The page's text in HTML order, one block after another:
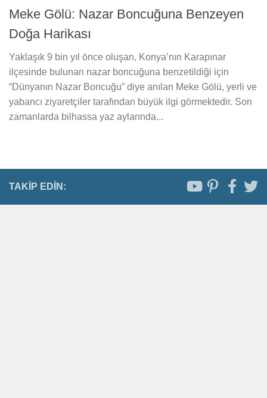
Meke Gölü: Nazar Boncuğuna Benzeyen
Doğa Harikası
Yaklaşık 9 bin yıl önce oluşan, Konya’nın Karapınar
ilçesinde bulunan nazar boncuğuna benzetildiği için
“Dünyanın Nazar Boncuğu” diye anılan Meke Gölü, yerli ve
yabancı ziyaretçiler tarafından büyük ilgi görmektedir. Son
zamanlarda bilhassa yaz aylarında...
TAKIP EDIN: